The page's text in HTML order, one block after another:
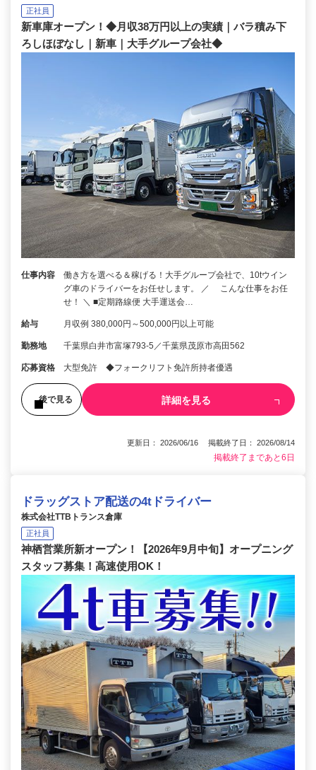
正社員
新車庫オープン！◆月収38万円以上の実績｜バラ積み下
ろしほぼなし｜新車｜大手グループ会社◆
仕事内容
働き方を選べる＆稼げる！大手グループ会社で、10tウイン
グ車のドライバーをお任せします。 ／ こんな仕事をお任
せ！ ＼ ■定期路線便 大手運送会…
給与 月収例 380,000円～500,000円以上可能
勤務地 千葉県白井市富塚793-5／千葉県茂原市高田562
応募資格 大型免許 ◆フォークリフト免許所持者優遇
後で見る 詳細を見る
更新日： 2026/06/16 掲載終了日： 2026/08/14
掲載終了まであと6日
ドラッグストア配送の4tドライバー
株式会社TTBトランス倉庫
正社員
神栖営業所新オープン！【2026年9月中旬】オープニング
スタッフ募集！高速使用OK！